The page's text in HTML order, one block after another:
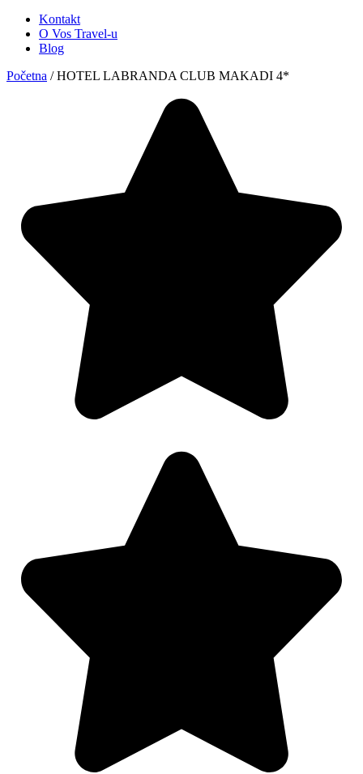
Kontakt
O Vos Travel-u
Blog
Početna /HOTEL LABRANDA CLUB MAKADI 4*